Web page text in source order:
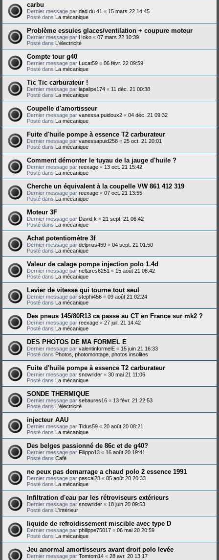
carbu
Dernier message par dad du 41 « 15 mars 22 14:45
Posté dans La mécanique
Problème essuies glaces/ventilation + coupure moteur
Dernier message par Hoko « 07 mars 22 10:39
Posté dans L'électricité
Compte tour g40
Dernier message par Lucat59 « 06 févr. 22 09:59
Posté dans La mécanique
Tic Tic carburateur !
Dernier message par lapalipe174 « 11 déc. 21 00:38
Posté dans La mécanique
Coupelle d'amortisseur
Dernier message par vanessa.puidoux2 « 04 déc. 21 09:32
Posté dans La mécanique
Fuite d'huile pompe à essence T2 carburateur
Dernier message par vanessapuid258 « 25 oct. 21 20:01
Posté dans La mécanique
Comment démonter le tuyau de la jauge d'huile ?
Dernier message par reexage « 13 oct. 21 15:42
Posté dans La mécanique
Cherche un équivalent à la coupelle VW 861 412 319
Dernier message par reexage « 07 oct. 21 13:55
Posté dans La mécanique
Moteur 3F
Dernier message par David k « 21 sept. 21 06:42
Posté dans La mécanique
Achat potentiomètre 3f
Dernier message par delprius459 « 04 sept. 21 01:50
Posté dans La mécanique
Valeur de calage pompe injection polo 1.4d
Dernier message par neltares6251 « 15 août 21 08:42
Posté dans La mécanique
Levier de vitesse qui tourne tout seul
Dernier message par stephi456 « 09 août 21 02:24
Posté dans La mécanique
Des pneus 145/80R13 ca passe au CT en France sur mk2 ?
Dernier message par reexage « 27 juil. 21 14:42
Posté dans La mécanique
DES PHOTOS DE MA FORMEL E
Dernier message par valentinformelE « 15 juin 21 16:33
Posté dans Photos, photomontage, photos insolites
Fuite d'huile pompe à essence T2 carburateur
Dernier message par snowrider « 30 mai 21 11:06
Posté dans La mécanique
SONDE THERMIQUE
Dernier message par sebaures16 « 13 févr. 21 22:53
Posté dans L'électricité
injecteur AAU
Dernier message par Tidus59 « 20 août 20 08:21
Posté dans La mécanique
Des belges passionné de 86c et de g40?
Dernier message par Filippo13 « 16 août 20 19:41
Posté dans Café
ne peux pas demarrage a chaud polo 2 essence 1991
Dernier message par pascal28 « 05 août 20 20:33
Posté dans La mécanique
Infiltration d'eau par les rétroviseurs extérieurs
Dernier message par snowrider « 18 juin 20 09:53
Posté dans L'intérieur
liquide de refroidissement miscible avec type D
Dernier message par philippe75017 « 06 mai 20 20:59
Posté dans La mécanique
Jeu anormal amortisseurs avant droit polo levée
Dernier message par Tomtom14 « 28 avr. 20 13:17